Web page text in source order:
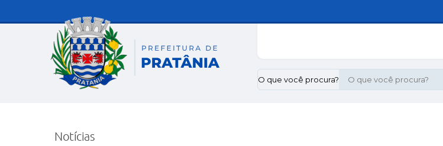
O que você procura?
Notícias